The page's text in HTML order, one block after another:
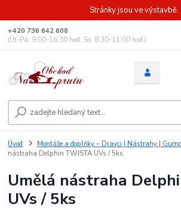
Stránky jsou ve výstavbě.
+420 736 642 608
(Út-Pá, 9:00-16.30 hod. So, 8.30-11:00 hod.)
Úvod Montáže a doplňky – Dravci | Nástrahy |
nástraha Delphin TWISTA UVs / 5ks
Umělá nástraha
UVs / 5ks